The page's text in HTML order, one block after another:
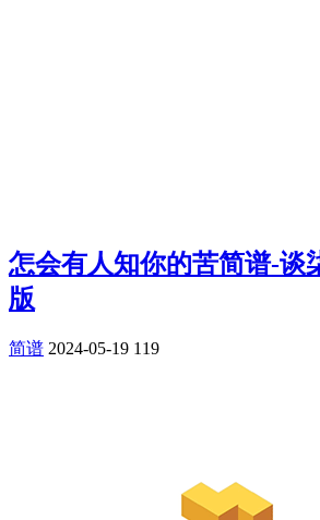
怎会有人知你的苦简谱-谈
版
简谱 2024-05-19 119